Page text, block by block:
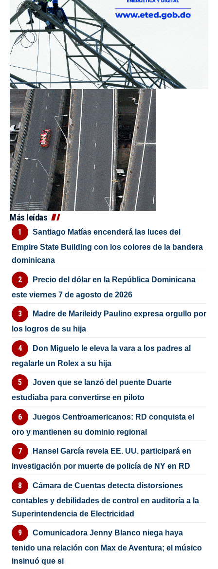
Más leídas
Santiago Matías encenderá las luces del
Empire State Building con los colores de la bandera
dominicana
Precio del dólar en la República Dominicana
este viernes 7 de agosto de 2026
Madre de Marileidy Paulino expresa orgullo por
los logros de su hija
Don Miguelo le eleva la vara a los padres al
regalarle un Rolex a su hija
Joven que se lanzó del puente Duarte
estudiaba para convertirse en piloto
Juegos Centroamericanos: RD conquista el
oro y mantienen su dominio regional
Hansel García revela EE. UU. participará en
investigación por muerte de policía de NY en RD
Cámara de Cuentas detecta distorsiones
contables y debilidades de control en auditoría a la
Superintendencia de Electricidad
Comunicadora Jenny Blanco niega haya
tenido una relación con Max de Aventura; el músico
insinuó que si